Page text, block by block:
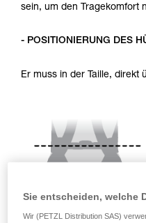
sein, um den Tragekomfort
- POSITIONIERUNG DES
Er muss in der Taille, direkt
Sie entscheiden, welche
Wir (PETZL Distribution SAS)